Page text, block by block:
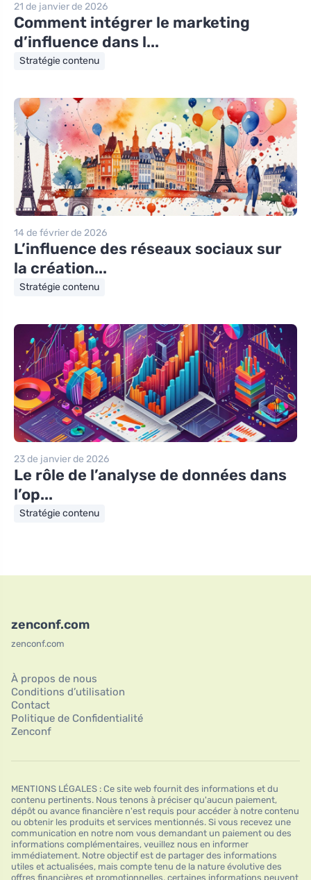
21 de janvier de 2026
Comment intégrer le marketing
d’influence dans l...
Stratégie contenu
14 de février de 2026
L’influence des réseaux sociaux sur
la création...
Stratégie contenu
23 de janvier de 2026
Le rôle de l’analyse de données dans
l’op...
Stratégie contenu
zenconf.com
zenconf.com
À propos de nous
Conditions d’utilisation
Contact
Politique de Confidentialité
Zenconf
MENTIONS LÉGALES : Ce site web fournit des informations et du
contenu pertinents. Nous tenons à préciser qu'aucun paiement,
dépôt ou avance financière n'est requis pour accéder à notre contenu
ou obtenir les produits et services mentionnés. Si vous recevez une
communication en notre nom vous demandant un paiement ou des
informations complémentaires, veuillez nous en informer
immédiatement. Notre objectif est de partager des informations
utiles et actualisées, mais compte tenu de la nature évolutive des
offres financières et promotionnelles, certaines informations peuvent